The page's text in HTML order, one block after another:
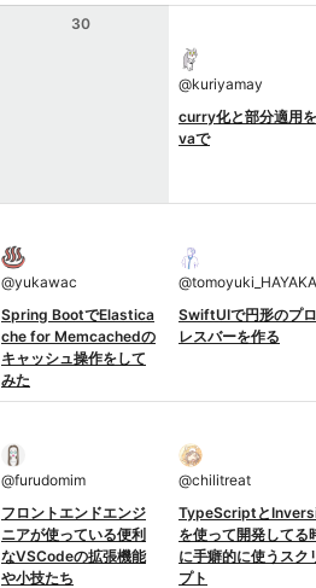
30
@kuriyamay
curry化と部分適用
vaで
@yukawac
Spring BootでElastica
che for Memcachedの
キャッシュ操作をして
みた
@tomoyuki_HAYAKAWA
SwiftUIで円形のプ
レスバーを作る
@furudomim
フロントエンドエンジ
ニアが使っている便利
なVSCodeの拡張機能
や小技たち
@chilitreat
TypeScriptと
を使って開発してる
に手癖的に使うスク
プト